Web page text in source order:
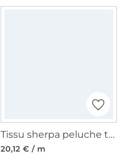
Tissu sherpa peluche teddy léopard, noir
20,12 € / m